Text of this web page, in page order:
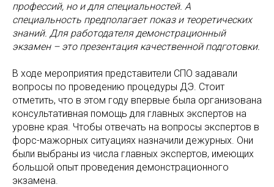
профессий, но и для специальностей. А
специальность предполагает показ и теоретических
знаний. Для работодателя демонстрационный
экзамен – это презентация качественной подготовки.
В ходе мероприятия представители СПО задавали
вопросы по проведению процедуры ДЭ. Стоит
отметить, что в этом году впервые была организована
консультативная помощь для главных экспертов на
уровне края. Чтобы отвечать на вопросы экспертов в
форс-мажорных ситуациях назначили дежурных. Они
были выбраны из числа главных экспертов, имеющих
большой опыт проведения демонстрационного
экзамена.